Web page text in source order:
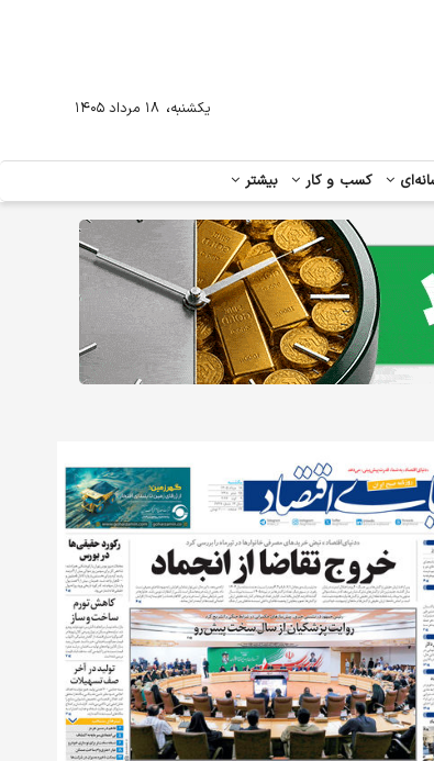
کسب و کار بیشتر
یکشنبه، ۱۸ مرداد ۱۴۰۵